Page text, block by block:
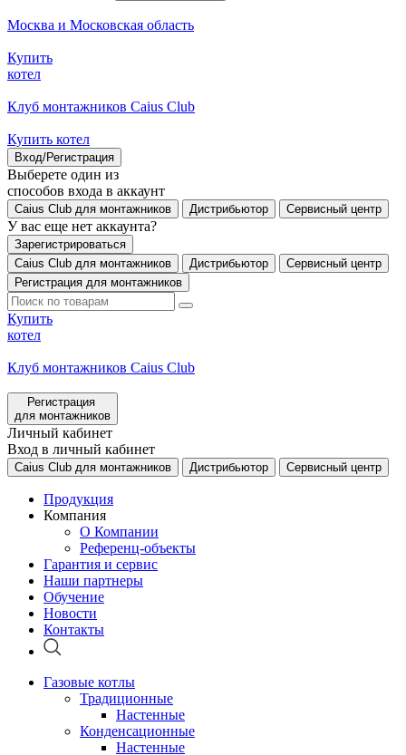
Москва и Московская область
Купить
котел
Клуб монтажников Caius Club
Купить котел
Вход/Регистрация
Выберете один из
способов входа в аккаунт
Caius Club для монтажников Дистрибьютор Сервисный центр
У вас еще нет аккаунта?
Зарегистрироваться
Caius Club для монтажников
Дистрибьютор
Сервисный центр
Регистрация для монтажников
Купить
котел
Клуб монтажников Caius Club
Регистрация
для монтажников
Личный кабинет
Вход в личный кабинет
Caius Club для монтажников Дистрибьютор Сервисный центр
Продукция
Компания
О Компании
Референц-объекты
Гарантия и сервис
Наши партнеры
Обучение
Новости
Контакты
Газовые котлы
Традиционные
Настенные
Конденсационные
Настенные